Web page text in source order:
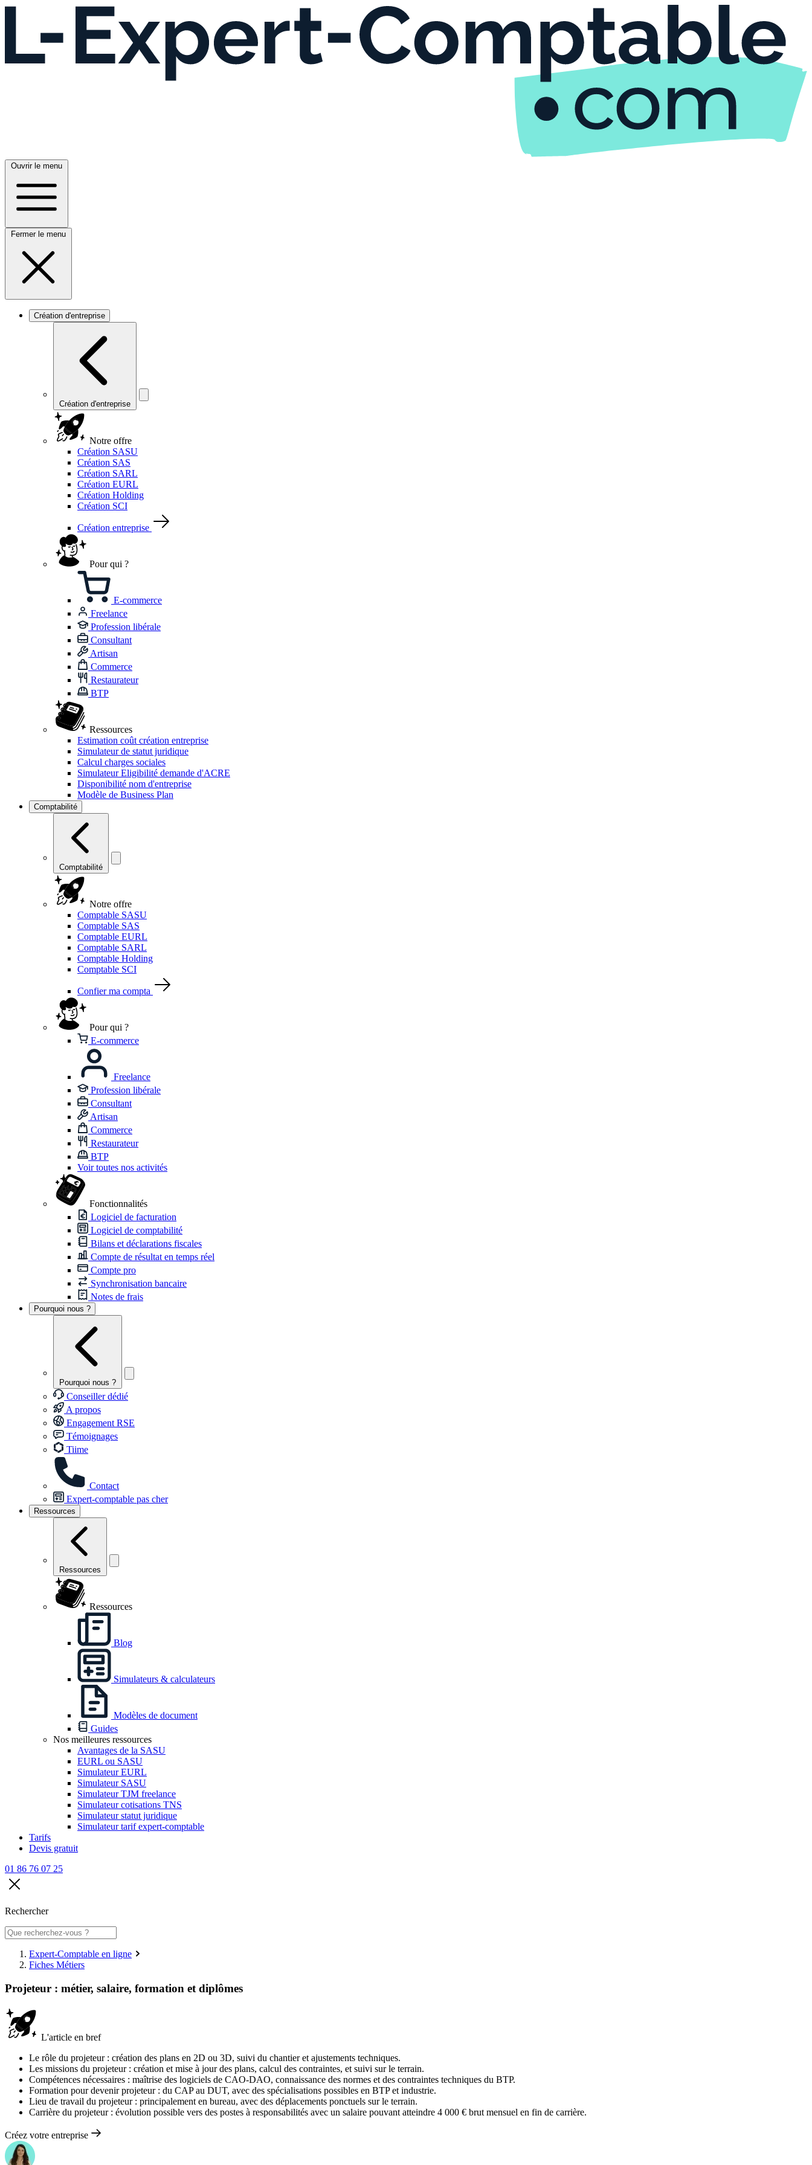
Ouvrir le menu
Fermer le menu
Création d'entreprise
Création d'entreprise
Notre offre
Création SASU
Création SAS
Création SARL
Création EURL
Création Holding
Création SCI
Création entreprise
Pour qui ?
E-commerce
Freelance
Profession libérale
Consultant
Artisan
Commerce
Restaurateur
BTP
Ressources
Estimation coût création entreprise
Simulateur de statut juridique
Calcul charges sociales
Simulateur Eligibilité demande d'ACRE
Disponibilité nom d'entreprise
Modèle de Business Plan
Comptabilité
Comptabilité
Notre offre
Comptable SASU
Comptable SAS
Comptable EURL
Comptable SARL
Comptable Holding
Comptable SCI
Confier ma compta
Pour qui ?
E-commerce
Freelance
Profession libérale
Consultant
Artisan
Commerce
Restaurateur
BTP
Voir toutes nos activités
Fonctionnalités
Logiciel de facturation
Logiciel de comptabilité
Bilans et déclarations fiscales
Compte de résultat en temps réel
Compte pro
Synchronisation bancaire
Notes de frais
Pourquoi nous ?
Pourquoi nous ?
Conseiller dédié
A propos
Engagement RSE
Témoignages
Tiime
Contact
Expert-comptable pas cher
Ressources
Ressources
Ressources
Blog
Simulateurs & calculateurs
Modèles de document
Guides
Nos meilleures ressources
Avantages de la SASU
EURL ou SASU
Simulateur EURL
Simulateur SASU
Simulateur TJM freelance
Simulateur cotisations TNS
Simulateur statut juridique
Simulateur tarif expert-comptable
Tarifs
Devis gratuit
01 86 76 07 25
Rechercher
Expert-Comptable en ligne
Fiches Métiers
Projeteur : métier, salaire, formation et diplômes
L'article en bref
Le rôle du projeteur : création des plans en 2D ou 3D, suivi du chantier et ajustements techniques.
Les missions du projeteur : création et mise à jour des plans, calcul des contraintes, et suivi sur le terrain.
Compétences nécessaires : maîtrise des logiciels de CAO-DAO, connaissance des normes et des contraintes techniques du BTP.
Formation pour devenir projeteur : du CAP au DUT, avec des spécialisations possibles en BTP et industrie.
Lieu de travail du projeteur : principalement en bureau, avec des déplacements ponctuels sur le terrain.
Carrière du projeteur : évolution possible vers des postes à responsabilités avec un salaire pouvant atteindre 4 000 € brut mensuel en fin de carrière.
Créez votre entreprise